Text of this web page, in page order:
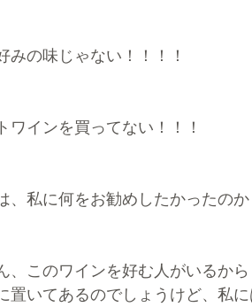
みの味じゃない！！！！
ワインを買ってない！！！
、私に何をお勧めしたかったの
、このワインを好む人がいるから
置いてあるのでしょうけど、私